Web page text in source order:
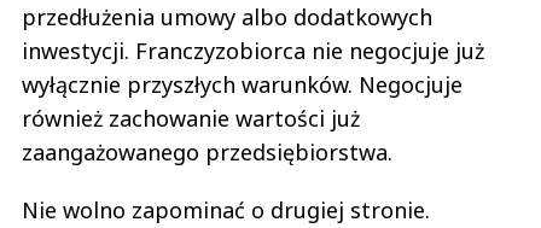
przedłużenia umowy albo dodatkowych
inwestycji. Franczyzobiorca nie negocjuje już
wyłącznie przyszłych warunków. Negocjuje
również zachowanie wartości już
zaangażowanego przedsiębiorstwa.
Nie wolno zapominać o drugiej stronie.